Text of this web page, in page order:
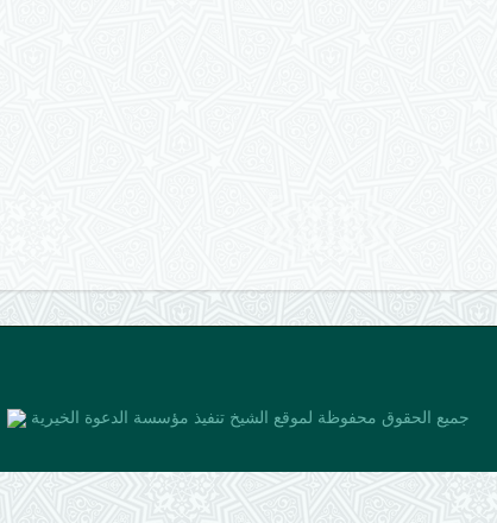
جميع الحقوق محفوظة لموقع الشيختنفيذ مؤسسة الدعوة الخيرية